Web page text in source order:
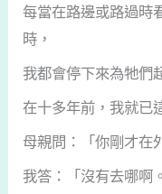
每當在路邊或路過時
時，
我都會停下來為牠們
在十多年前，我就已
母親問：「你剛才在
我答：「沒有去哪啊